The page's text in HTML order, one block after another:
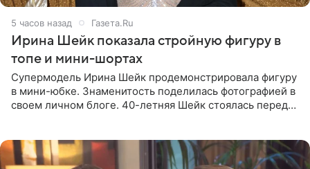
5 часов назад Газета.Ru
Ирина Шейк показала стройную фигуру в
топе и мини-шортах
Супермодель Ирина Шейк продемонстрировала фигуру
в мини-юбке. Знаменитость поделилась фотографией в
своем личном блоге. 40-летняя Шейк стоялась перед